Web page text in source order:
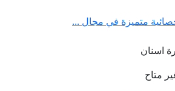
متميزة في مجال ...
اسنان
متاح